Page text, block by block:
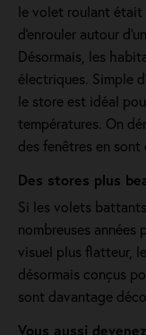
le volet roulant était
d'enrouler autour
Désormais, les
électriques. Simple
le store est idéal
températures. On
des fenêtres en sont
Des stores plus
Si les volets
nombreuses
visuel plus flatteur,
désormais conçus
sont davantage
Vous aussi